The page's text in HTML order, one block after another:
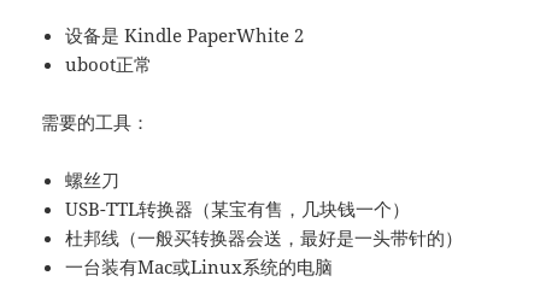
设备是 Kindle PaperWhite 2
uboot正常
需要的工具：
螺丝刀
USB-TTL转换器（某宝有售，几块钱一个）
杜邦线（一般买转换器会送，最好是一头带针的）
一台装有Mac或Linux系统的电脑